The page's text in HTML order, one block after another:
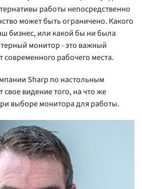
работы непосредственно
может быть ограничено. Какого
бизнес, или какой бы ни была
монитор - это важный
рабочего места.
Sharp по настольным
свое видение того, на что же
выборе монитора для работы.